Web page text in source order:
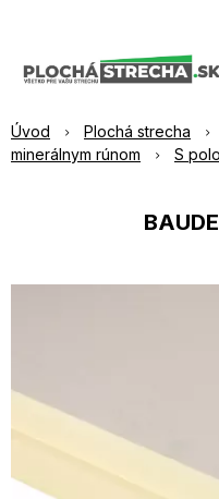
Úvod Plochá strecha
minerálnym rúnom
S